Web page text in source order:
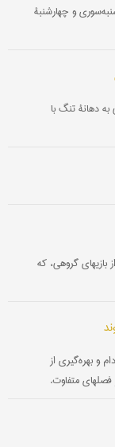
و چهارشنبۀ
دهانۀ تنگ با
بازیهای گروهی، که
و بهره‌گیری از
متفاوت.